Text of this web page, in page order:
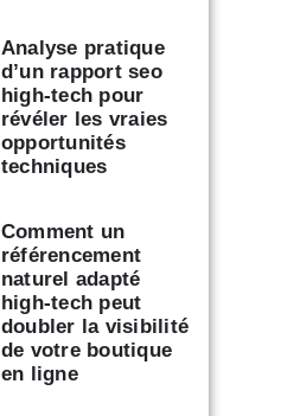
Analyse pratique
d’un rapport seo
high-tech pour
révéler les vraies
opportunités
techniques
Comment un
référencement
naturel adapté
high-tech peut
doubler la visibilité
de votre boutique
en ligne